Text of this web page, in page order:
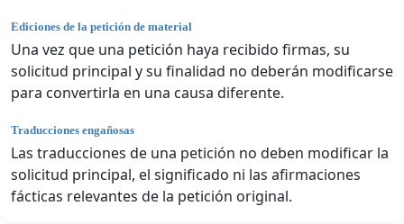
Ediciones de la petición de material
Una vez que una petición haya recibido firmas, su
solicitud principal y su finalidad no deberán modificarse
para convertirla en una causa diferente.
Traducciones engañosas
Las traducciones de una petición no deben modificar la
solicitud principal, el significado ni las afirmaciones
fácticas relevantes de la petición original.